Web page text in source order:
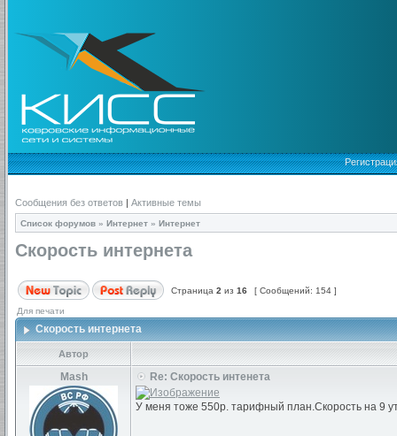
Сообщения без ответов | Активные темы
Список форумов » Интернет » Интернет
Скорость интернета
Страница 2 из 16 [ Сообщений: 154 ]
Для печати
Скорость интернета
Автор
Mash Re: Скорость интенета
У меня тоже 550р. тарифный план.Скорость на 9